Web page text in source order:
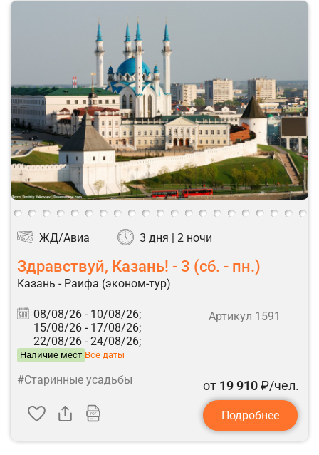
ЖД/Авиа 3 дня | 2 ночи
Здравствуй, Казань! - 3 (сб. - пн.)
Казань - Раифа (эконом-тур)
08/08/26 - 10/08/26;
15/08/26 - 17/08/26;
22/08/26 - 24/08/26;
Наличие мест Все даты
Артикул 1591
#Старинные усадьбы от 19 910₽/чел.
Подробнее